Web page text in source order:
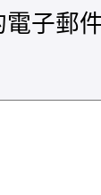
子郵